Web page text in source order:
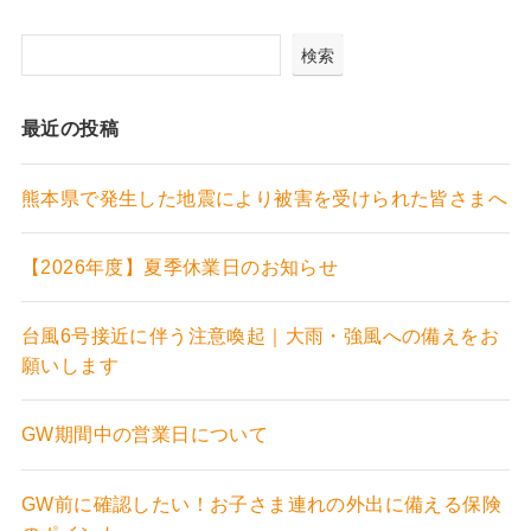
検索
最近の投稿
熊本県で発生した地震により被害を受けられた皆さまへ
【2026年度】夏季休業日のお知らせ
台風6号接近に伴う注意喚起｜大雨・強風への備えをお
願いします
GW期間中の営業日について
GW前に確認したい！お子さま連れの外出に備える保険